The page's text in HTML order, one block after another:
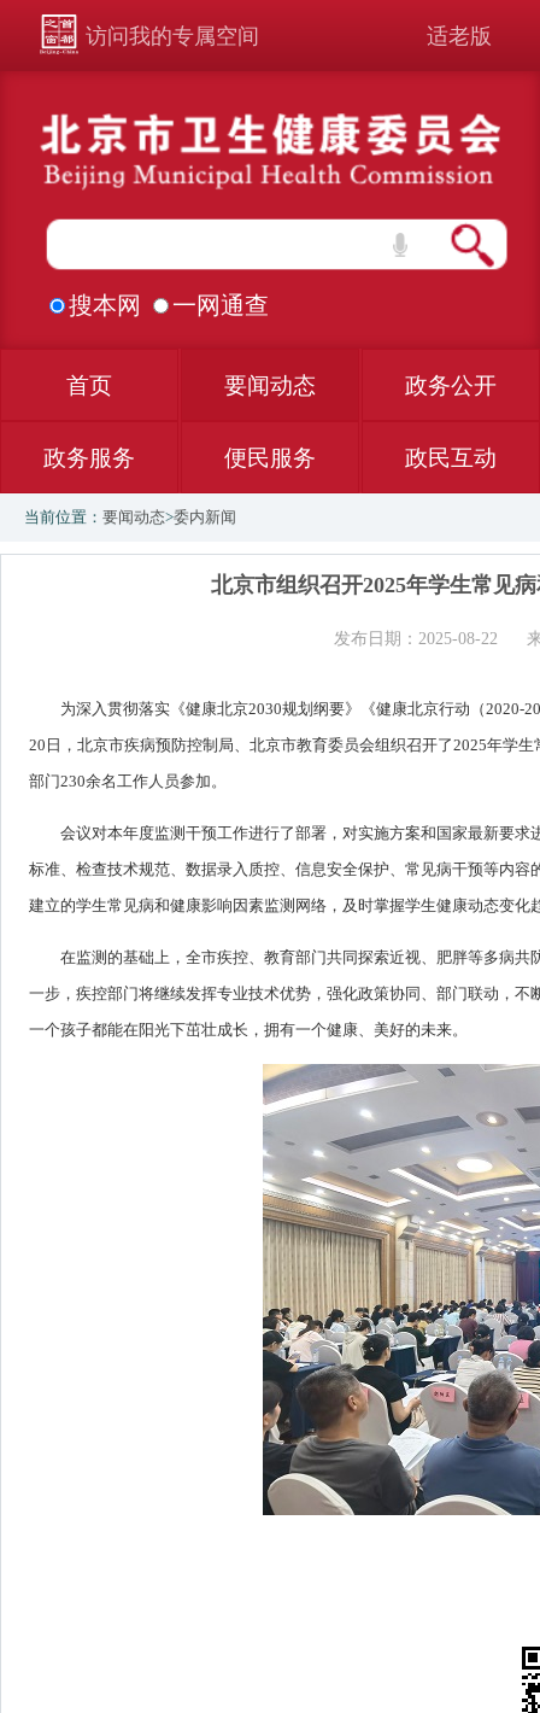
访问我的专属空间 适老版
搜本网 一网通查
首页 要闻动态 政务公开
政务服务 便民服务 政民互动
当前位置： 要闻动态>委内新闻
北京市组织召开2025年学生常见
发布日期：2025-08-22
为深入贯彻落实《健康北京2030规划纲要》《健康北京行动（2020-
20日，北京市疾病预防控制局、北京市教育委员会组织召开了2025年学
部门230余名工作人员参加。
会议对本年度监测干预工作进行了部署，对实施方案和国家最新要
标准、检查技术规范、数据录入质控、信息安全保护、常见病干预等内
建立的学生常见病和健康影响因素监测网络，及时掌握学生健康动态变
在监测的基础上，全市疾控、教育部门共同探索近视、肥胖等多病
一步，疾控部门将继续发挥专业技术优势，强化政策协同、部门联动，
一个孩子都能在阳光下茁壮成长，拥有一个健康、美好的未来。